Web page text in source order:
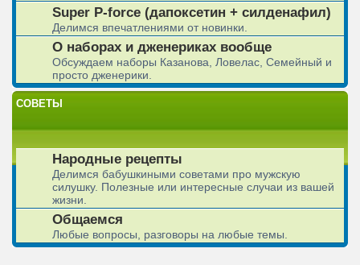
Super P-force (дапоксетин + силденафил)
Делимся впечатлениями от новинки.
О наборах и дженериках вообще
Обсуждаем наборы Казанова, Ловелас, Семейный и
просто дженерики.
СОВЕТЫ
Народные рецепты
Делимся бабушкиными советами про мужскую
силушку. Полезные или интересные случаи из вашей
жизни.
Общаемся
Любые вопросы, разговоры на любые темы.